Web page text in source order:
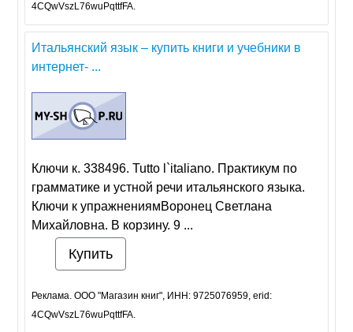
4CQwVszL76wuPqttfFA.
Итальянский язык – купить книги и учебники в
интернет- ...
Ключи к. 338496. Tutto l`italiano. Практикум по
грамматике и устной речи итальянского языка.
Ключи к упражнениямВоронец Светлана
Михайловна. В корзину. 9 ...
Купить
Реклама. ООО "Магазин книг", ИНН: 9725076959, erid:
4CQwVszL76wuPqttfFA.